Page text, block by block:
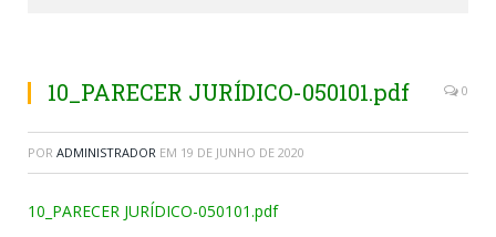
10_PARECER JURÍDICO-050101.pdf 0
POR ADMINISTRADOR EM 19 DE JUNHO DE 2020
10_PARECER JURÍDICO-050101.pdf